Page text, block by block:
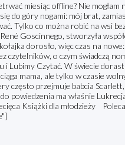
miesiąc offline? Nie
do góry nogami: mój brat,
Tylko co można robić na wsi
Goscinnego, stworzyła
dorosło, więc czas na
czytelników, o czym świadczą
i Lubimy Czytać. W świecie
mama, ale tylko w czasie
często przejmuje babcia
powiedzenia ma właśnie
Książki dla młodzieży